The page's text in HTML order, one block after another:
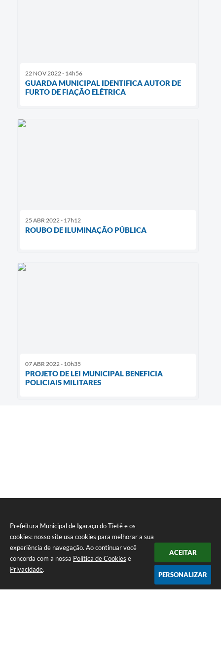
Prefeitura Municipal de Igaraçu do Tietê e os
cookies: nosso site usa cookies para melhorar a sua
experiência de navegação. Ao continuar você
concorda com a nossa Política de Cookies e
Privacidade.
ACEITAR
PERSONALIZAR
22 NOV 2022 - 14h56
GUARDA MUNICIPAL IDENTIFICA AUTOR DE
FURTO DE FIAÇÃO ELÉTRICA
25 ABR 2022 - 17h12
ROUBO DE ILUMINAÇÃO PÚBLICA
07 ABR 2022 - 10h35
PROJETO DE LEI MUNICIPAL BENEFICIA
POLICIAIS MILITARES